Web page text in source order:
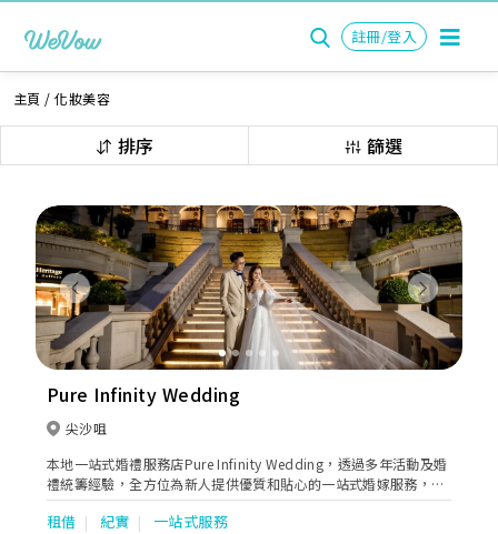
註冊/登入
主頁 /化妝美容
排序 篩選
Previous Next
Pure Infinity Wedding
尖沙咀
本地一站式婚禮服務店Pure Infinity Wedding，透過多年活動及婚
禮統籌經驗，全方位為新人提供優質和貼心的一站式婚嫁服務，包
括婚紗禮服租賃、婚紗攝影、婚禮當日攝錄影、新娘化妝造型設
計、過大禮、婚禮司儀及婚禮統籌等。用貼心而專業的服務態度，
租借 紀實 一站式服務